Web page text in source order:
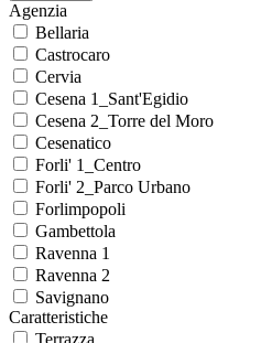
Agenzia
Bellaria
Castrocaro
Cervia
Cesena 1_Sant'Egidio
Cesena 2_Torre del Moro
Cesenatico
Forli' 1_Centro
Forli' 2_Parco Urbano
Forlimpopoli
Gambettola
Ravenna 1
Ravenna 2
Savignano
Caratteristiche